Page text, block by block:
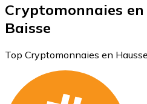
Cryptomonnaies
Baisse
Top Cryptomonnaies en Hausse